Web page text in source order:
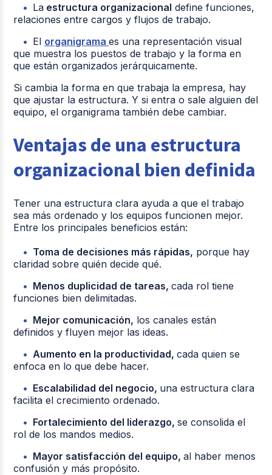
La estructura organizacional define funciones,
relaciones entre cargos y flujos de trabajo.
El organigrama es una representación visual
que muestra los puestos de trabajo y la forma en
que están organizados jerárquicamente.
Si cambia la forma en que trabaja la empresa, hay
que ajustar la estructura. Y si entra o sale alguien del
equipo, el organigrama también debe cambiar.
Ventajas de una estructura
organizacional bien definida
Tener una estructura clara ayuda a que el trabajo
sea más ordenado y los equipos funcionen mejor.
Entre los principales beneficios están:
Toma de decisiones más rápidas, porque hay
claridad sobre quién decide qué.
Menos duplicidad de tareas,cada rol tiene
funciones bien delimitadas.
Mejor comunicación, los canales están
definidos y fluyen mejor las ideas.
Aumento en la productividad,cada quien se
enfoca en lo que debe hacer.
Escalabilidad del negocio, una estructura clara
facilita el crecimiento ordenado.
Fortalecimiento del liderazgo,se consolida el
rol de los mandos medios.
Mayor satisfacción del equipo,al haber menos
confusión y más propósito.